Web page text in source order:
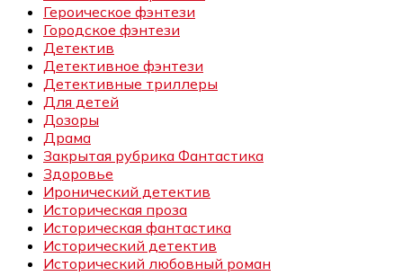
Героическое фэнтези
Городское фэнтези
Детектив
Детективное фэнтези
Детективные триллеры
Для детей
Дозоры
Драма
Закрытая рубрика Фантастика
Здоровье
Иронический детектив
Историческая проза
Историческая фантастика
Исторический детектив
Исторический любовный роман